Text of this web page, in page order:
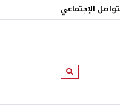
الإجتماعي
ابحث